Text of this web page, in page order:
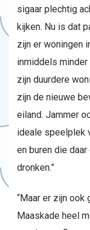
sigaar plechtig
kijken. Nu is dat
zijn er woningen
inmiddels minder
zijn duurdere
zijn de nieuwe
eiland. Jammer
ideale speelplek
en buren die
dronken.”
“Maar er zijn ook
Maaskade heel